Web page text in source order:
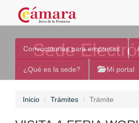
Sede
Convocatorias para empresas
¿Qué es la sede? Mi portal
Inicio Trámites Trámite